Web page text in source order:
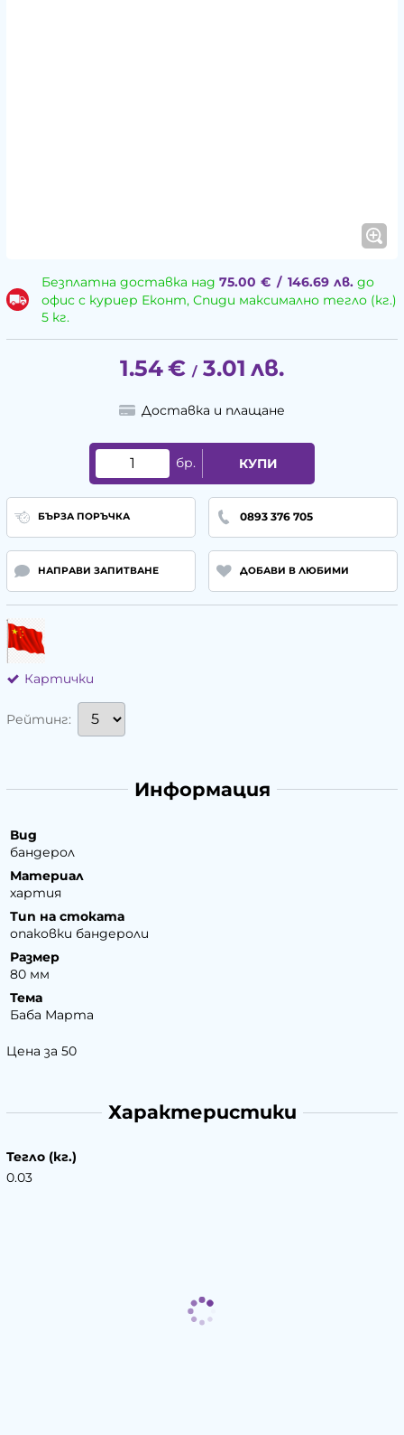
Безплатна доставка над 75.00 € / 146.69 лв.до
офис с куриер Еконт, Спиди максимално тегло (кг.)
5 кг.
1.54€ / 3.01 лв.
Доставка и плащане
бр. КУПИ
БЪРЗА ПОРЪЧКА 0893 376 705
НАПРАВИ ЗАПИТВАНЕ ДОБАВИ В ЛЮБИМИ
Картички
Рейтинг:
Информация
Вид
бандерол
Материал
хартия
Тип на стоката
опаковки бандероли
Размер
80 мм
Тема
Баба Марта
Цена за 50
Характеристики
Тегло (кг.)
0.03